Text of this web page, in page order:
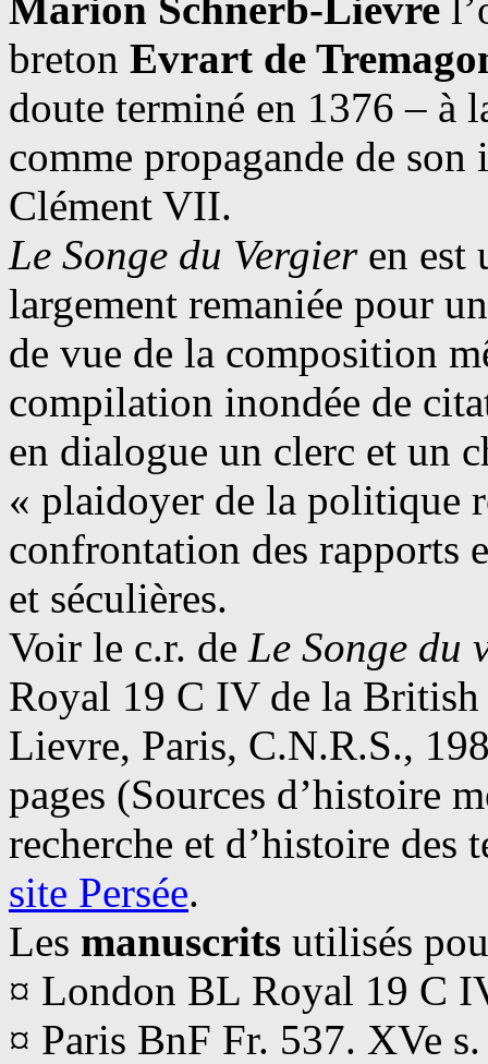
breton Evrart de
doute terminé en 1376 – à
comme propagande de
Clément VII.
Le Songe du Vergieren est
largement remaniée pour
de vue de la composition
compilation inondée de
en dialogue un clerc et un
« plaidoyer de la politique
confrontation des rapports
et séculières.
Voir le c.r. de Le Songe du
Royal 19 C IV de la
Lievre, Paris, C.N.R.S.,
pages (Sources d’histoire
recherche et d’histoire des
site Persée.
Les manuscrits utilisés
¤ London BL Royal 19 C
¤ Paris BnF Fr. 537. XVe